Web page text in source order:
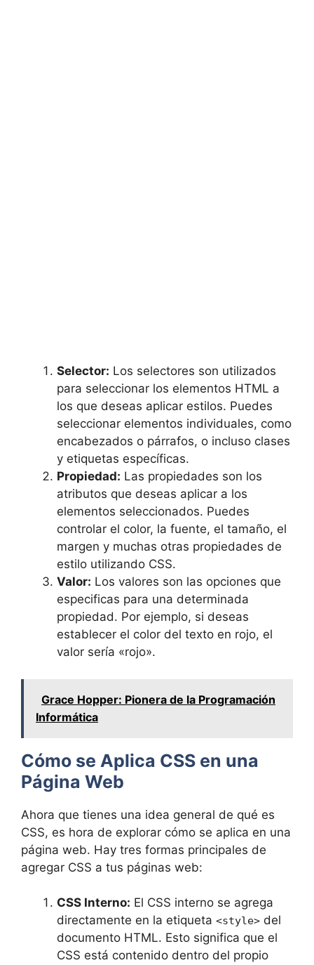
Selector: Los selectores son utilizados
para seleccionar los elementos HTML a
los que deseas aplicar estilos. Puedes
seleccionar elementos individuales, como
encabezados o párrafos, o incluso clases
y etiquetas específicas.
Propiedad: Las propiedades son los
atributos que deseas aplicar a los
elementos seleccionados. Puedes
controlar el color, la fuente, el tamaño, el
margen y muchas otras propiedades de
estilo utilizando CSS.
Valor: Los valores son las opciones que
especificas para una determinada
propiedad. Por ejemplo, si deseas
establecer el color del texto en rojo, el
valor sería «rojo».
Grace Hopper: Pionera de la Programación
Informática
Cómo se Aplica CSS en una
Página Web
Ahora que tienes una idea general de qué es
CSS, es hora de explorar cómo se aplica en una
página web. Hay tres formas principales de
agregar CSS a tus páginas web:
CSS Interno: El CSS interno se agrega
directamente en la etiqueta <style> del
documento HTML. Esto significa que el
CSS está contenido dentro del propio